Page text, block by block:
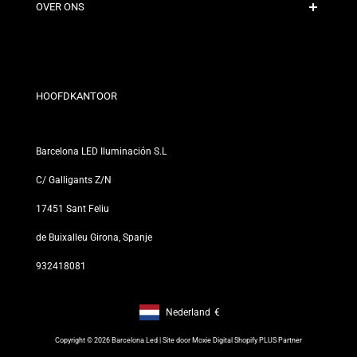
Contact
OVER ONS
Onze Winkels
HOOFDKANTOOR
Barcelona LED Iluminación S.L
C/ Galligants Z/N
17451 Sant Feliu
de Buixalleu Girona, Spanje
932418081
Footer: Nederland, €
Nederland €
Copyright © 2026 Barcelona Led | Site door Moxie Digital Shopify PLUS Partner